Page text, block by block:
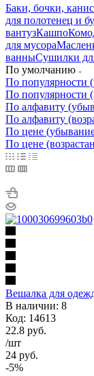
Баки, бочки,
для полотенец и
вантузКашпо
для мусора
ванныСушилки
По умолчанию
По популярности
По популярности
По алфавиту
По алфавиту
По цене
По цене
Вешалка для
В наличии: 8
Код: 14613
22.8 руб.
/шт
24 руб.
-5%